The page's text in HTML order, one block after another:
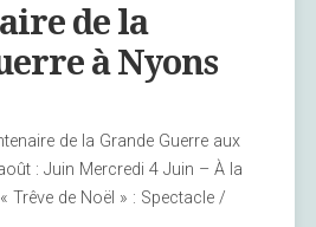
de la
à Nyons
de la Grande Guerre aux
: Juin Mercredi 4 Juin – À la
Trêve de Noël » : Spectacle /